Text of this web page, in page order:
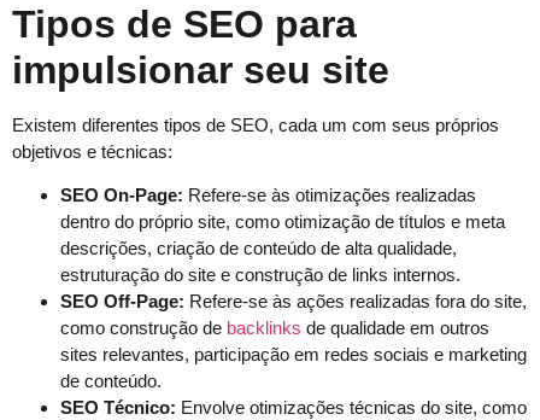
Tipos de SEO para
impulsionar seu site
Existem diferentes tipos de SEO, cada um com seus próprios
objetivos e técnicas:
SEO On-Page: Refere-se às otimizações realizadas
dentro do próprio site, como otimização de títulos e meta
descrições, criação de conteúdo de alta qualidade,
estruturação do site e construção de links internos.
SEO Off-Page: Refere-se às ações realizadas fora do site,
como construção de backlinks de qualidade em outros
sites relevantes, participação em redes sociais e marketing
de conteúdo.
SEO Técnico: Envolve otimizações técnicas do site, como